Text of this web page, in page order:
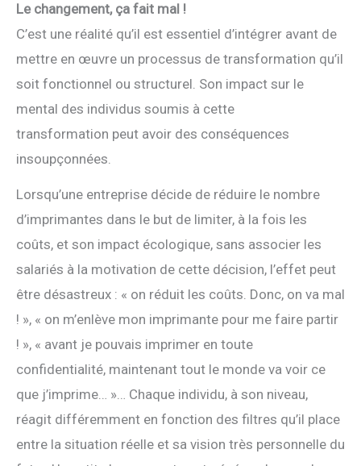
Le changement, ça fait mal !
C’est une réalité qu’il est essentiel d’intégrer avant de
mettre en œuvre un processus de transformation qu’il
soit fonctionnel ou structurel. Son impact sur le
mental des individus soumis à cette
transformation peut avoir des conséquences
insoupçonnées.
Lorsqu’une entreprise décide de réduire le nombre
d’imprimantes dans le but de limiter, à la fois les
coûts, et son impact écologique, sans associer les
salariés à la motivation de cette décision, l’effet peut
être désastreux : « on réduit les coûts. Donc, on va mal
! », « on m’enlève mon imprimante pour me faire partir
! », « avant je pouvais imprimer en toute
confidentialité, maintenant tout le monde va voir ce
que j’imprime… »… Chaque individu, à son niveau,
réagit différemment en fonction des filtres qu’il place
entre la situation réelle et sa vision très personnelle du